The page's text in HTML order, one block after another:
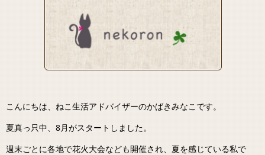
こんにちは、ねこ生活アドバイザーのかばきみなこです。
夏真っ只中、8月がスタートしました。
週末ごとに各地で花火大会なども開催され、夏を感じている私で